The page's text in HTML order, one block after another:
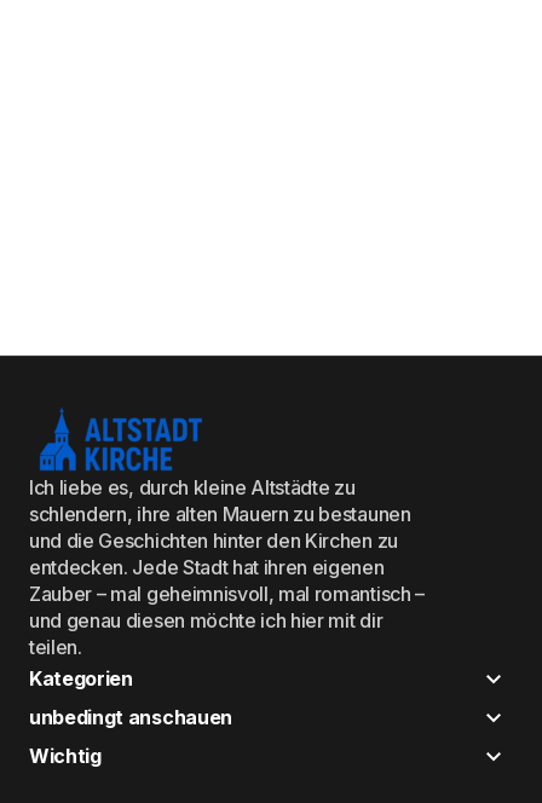
Ich liebe es, durch kleine Altstädte zu
schlendern, ihre alten Mauern zu bestaunen
und die Geschichten hinter den Kirchen zu
entdecken. Jede Stadt hat ihren eigenen
Zauber – mal geheimnisvoll, mal romantisch –
und genau diesen möchte ich hier mit dir
teilen.
Kategorien
unbedingt anschauen
Wichtig